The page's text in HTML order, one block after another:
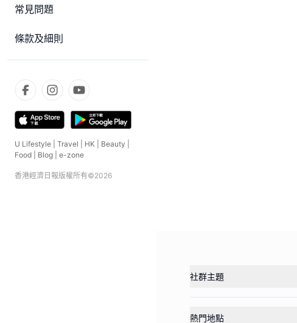
常見問題
條款及細則
U Lifestyle Travel HK Beauty
Food
Blog e-zone
香港經濟日報版權所有©2026
社群主題
熱門地點